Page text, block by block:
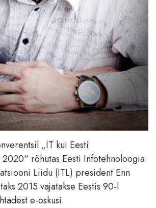
„IT kui Eesti
rõhutas Eesti Infotehnoloogia
Liidu (ITL) president Enn
2015 vajatakse Eestis 90-l
e-oskusi.